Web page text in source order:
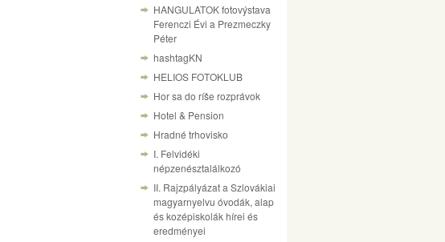
HANGULATOK fotovýstava
Ferenczi Évi a Prezmeczky
Péter
hashtagKN
HELIOS FOTOKLUB
Hor sa do ríše rozprávok
Hotel & Pension
Hradné trhovisko
I. Felvidéki
népzenésztalálkozó
II. Rajzpályázat a Szlovákiai
magyarnyelvu óvodák, alap
és kozépiskolák hírei és
eredményei